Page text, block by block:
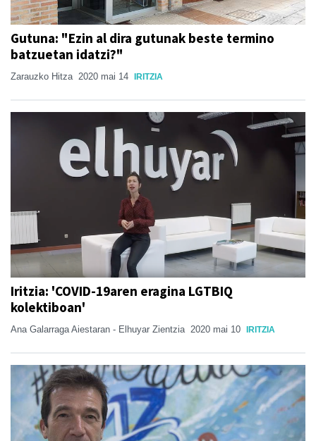
Gutuna: "Ezin al dira gutunak beste termino
batzuetan idatzi?"
Zarauzko Hitza 2020 mai 14 IRITZIA
Iritzia: 'COVID-19aren eragina LGTBIQ
kolektiboan'
Ana Galarraga Aiestaran - Elhuyar Zientzia 2020 mai 10 IRITZIA